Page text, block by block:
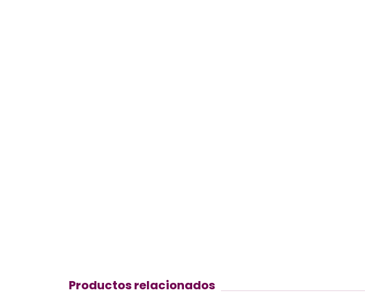
Productos relacionados